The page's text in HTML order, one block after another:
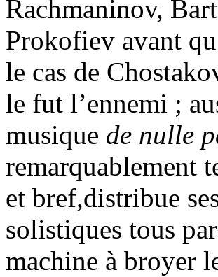
Rachmaninov,
Prokofiev avant
le cas de
le fut l’ennemi ;
musique de nulle
remarquablement
et bref,distribue
solistiques tous
machine à broyer